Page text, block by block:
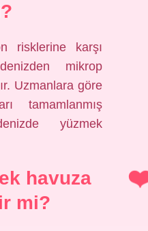
risklerine karşı
mikrop
Uzmanlara göre
tamamlanmış
yüzmek
havuza
mi?